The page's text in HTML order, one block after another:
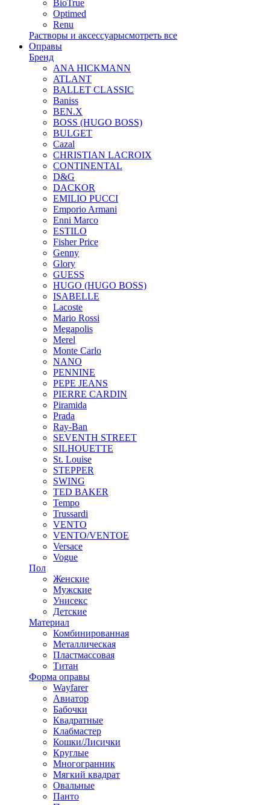
BioTrue
Optimed
Renu
Растворы и аксессуарысмотреть все
Оправы
Бренд
ANA HICKMANN
ATLANT
BALLET CLASSIC
Baniss
BEN.X
BOSS (HUGO BOSS)
BULGET
Cazal
CHRISTIAN LACROIX
CONTINENTAL
D&G
DACKOR
EMILIO PUCCI
Emporio Armani
Enni Marco
ESTILO
Fisher Price
Genny
Glory
GUESS
HUGO (HUGO BOSS)
ISABELLE
Lacoste
Mario Rossi
Megapolis
Merel
Monte Carlo
NANO
PENNINE
PEPE JEANS
PIERRE CARDIN
Piramida
Prada
Ray-Ban
SEVENTH STREET
SILHOUETTE
St. Louise
STEPPER
SWING
TED BAKER
Tempo
Trussardi
VENTO
VENTO/VENTOE
Versace
Vogue
Пол
Женские
Мужские
Унисекс
Детские
Материал
Комбинированная
Металлическая
Пластмассовая
Титан
Форма оправы
Wayfarer
Авиатор
Бабочки
Квадратные
Клабмастер
Кошки/Лисички
Круглые
Многогранник
Мягкий квадрат
Овальные
Панто